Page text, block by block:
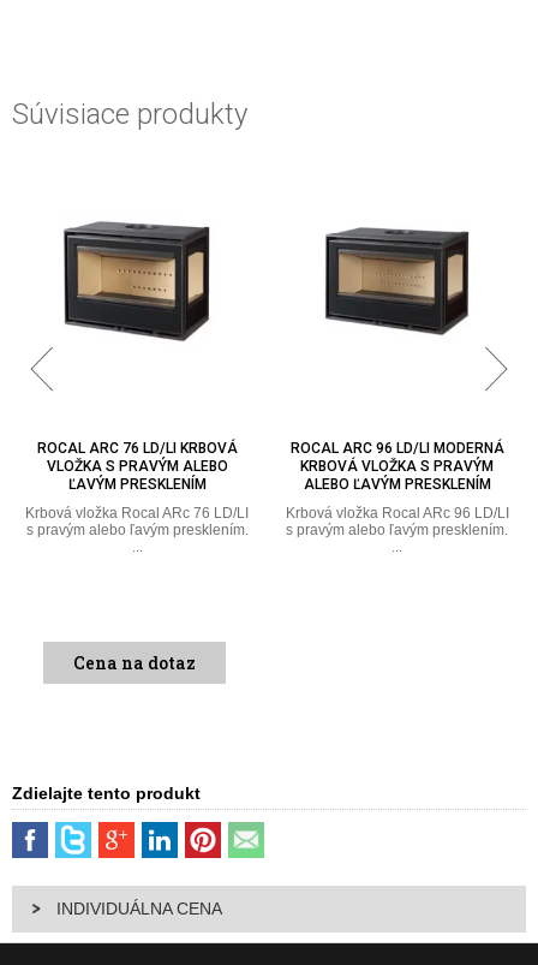
Súvisiace produkty
ROCAL ARC 96 LD/LI MODERNÁ
KRBOVÁ VLOŽKA S PRAVÝM
ALEBO ĽAVÝM PRESKLENÍM
Krbová vložka Rocal ARc 96 LD/LI
s pravým alebo ľavým presklením.
ROCAL ARC 73 TC KRBOVÁ
VLOŽKA S TROJSTRANNÝM
PRESKLENÍM
Krbová vložka Rocal ARc 73 TC s
trojstranným presklením
Zdielajte tento produkt
INDIVIDUÁLNA CENA